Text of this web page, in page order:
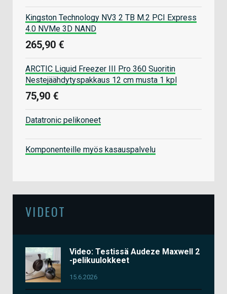
Kingston Technology NV3 2 TB M.2 PCI Express
4.0 NVMe 3D NAND
265,90 €
ARCTIC Liquid Freezer III Pro 360 Suoritin
Nestejäähdytyspakkaus 12 cm musta 1 kpl
75,90 €
Datatronic pelikoneet
Komponenteille myös kasauspalvelu
VIDEOT
Video: Testissä Audeze Maxwell 2
-pelikuulokkeet
15.6.2026